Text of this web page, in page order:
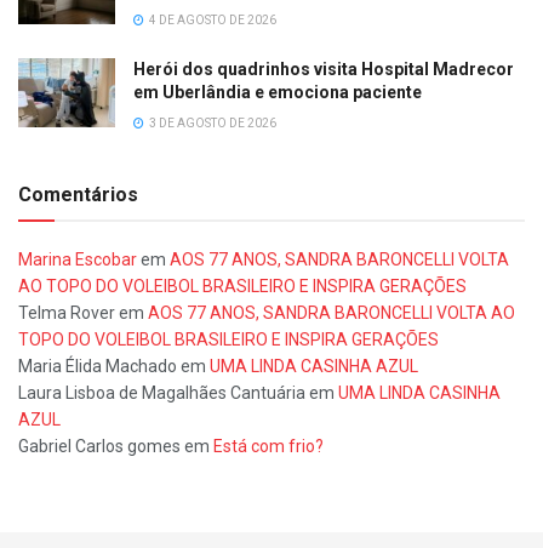
4 DE AGOSTO DE 2026
Herói dos quadrinhos visita Hospital Madrecor
em Uberlândia e emociona paciente
3 DE AGOSTO DE 2026
Comentários
Marina Escobarem AOS 77 ANOS, SANDRA BARONCELLI VOLTA
AO TOPO DO VOLEIBOL BRASILEIRO E INSPIRA GERAÇÕES
Telma Roverem AOS 77 ANOS, SANDRA BARONCELLI VOLTA AO
TOPO DO VOLEIBOL BRASILEIRO E INSPIRA GERAÇÕES
Maria Élida Machado em UMA LINDA CASINHA AZUL
Laura Lisboa de Magalhães Cantuária em UMA LINDA CASINHA
AZUL
Gabriel Carlos gomes em Está com frio?